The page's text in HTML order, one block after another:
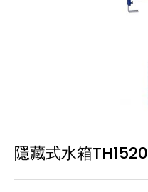
販賣中商品
隱藏式水箱TH1520